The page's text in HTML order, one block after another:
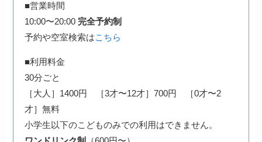
■営業時間
10:00〜20:00 完全予約制
予約や空室検索はこちら
■利用料金
30分ごと
［大人］1400円 ［3才〜12才］700円 ［0才〜2
才］無料
小学生以下のこどものみでの利用はできません。